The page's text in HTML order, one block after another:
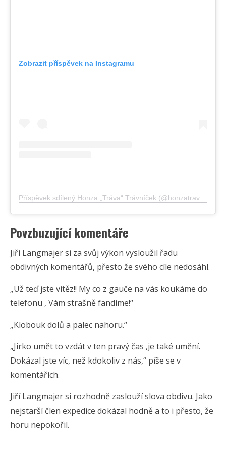
Zobrazit příspěvek na Instagramu
Příspěvek sdílený Honza „Tráva“ Trávníček (@honzatravatravnicek)
Povzbuzující komentáře
Jiří Langmajer si za svůj výkon vysloužil řadu
obdivných komentářů, přesto že svého cíle nedosáhl.
„Už teď jste vítěz!! My co z gauče na vás koukáme do
telefonu , Vám strašně fandíme!“
„Klobouk dolů a palec nahoru.“
„Jirko umět to vzdát v ten pravý čas ,je také umění.
Dokázal jste víc, než kdokoliv z nás,“ píše se v
komentářích.
Jiří Langmajer si rozhodně zaslouží slova obdivu. Jako
nejstarší člen expedice dokázal hodně a to i přesto, že
horu nepokořil.